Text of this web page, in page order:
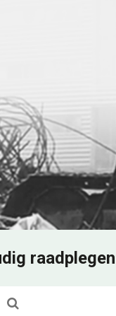
raadplegen